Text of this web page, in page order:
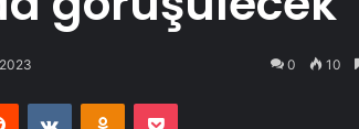
0 10
Reddit VKontakteOdnoklassniki
Pocket